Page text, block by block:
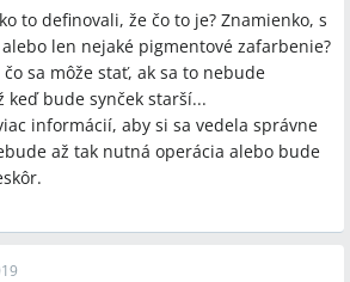
to definovali, že čo to je? Znamienko, s
len nejaké pigmentové zafarbenie?
sa môže stať, ak sa to nebude
keď bude synček starší...
informácií, aby si sa vedela správne
až tak nutná operácia alebo bude